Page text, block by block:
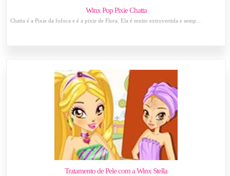
Winx Pop Pixie Chatta
Chatta é a Pixie da fofoca e é a pixie de Flora. Ela é muito extrovertida e semp...
Tratamento de Pele com a Winx Stella